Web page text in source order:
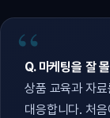
Q. 마케팅을 잘
상품 교육과 자
대응합니다. 처